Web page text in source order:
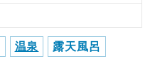
温泉 露天風呂
ご参加いただけるコースで